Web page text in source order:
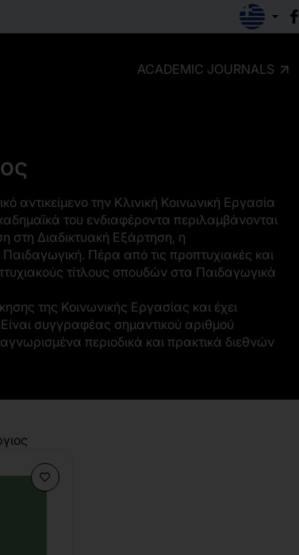
ACADEMIC JOURNALS
αντικείμενο την Κλινική Κοινωνική Εργασία
του ενδιαφέροντα περιλαμβάνονται
στη Διαδικτυακή Εξάρτηση, η
Πέρα από τις προπτυχιακές και
τίτλους σπουδών στα Παιδαγωγικά
της Κοινωνικής Εργασίας και έχει
συγγραφέας σημαντικού αριθμού
περιοδικά και πρακτικά διεθνών